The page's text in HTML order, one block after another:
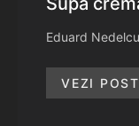
Eduard Nedelcu
VEZI